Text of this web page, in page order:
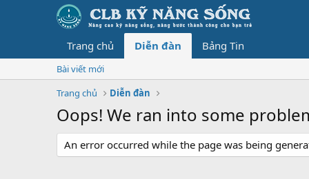
Trang chủ Diễn đàn Bảng Tin
Bài viết mới
Trang chủ
Diễn đàn
Oops! We ran into some
An error occurred while the page was being